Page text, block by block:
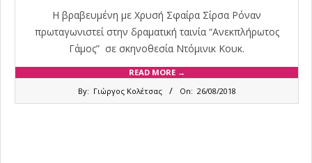
Η βραβευμένη με Χρυσή Σφαίρα Σίρσα Ρόναν
πρωταγωνιστεί στην δραματική ταινία “Ανεκπλήρωτος
Γάμος” σε σκηνοθεσία Ντόμινικ Κουκ.
READ MORE →
By: Γιώργος Κολέτσας On: 26/08/2018